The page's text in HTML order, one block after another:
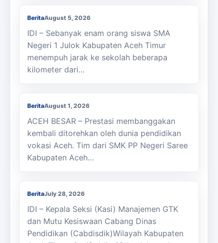
BeritaAugust 5, 2026
IDI – Sebanyak enam orang siswa SMA
Negeri 1 Julok Kabupaten Aceh Timur
menempuh jarak ke sekolah beberapa
kilometer dari…
Membanggakan, Siswa SMK PPN Saree
Raih Juara LKS Nasional 2026
BeritaAugust 1, 2026
ACEH BESAR – Prestasi membanggakan
kembali ditorehkan oleh dunia pendidikan
vokasi Aceh. Tim dari SMK PP Negeri Saree
Kabupaten Aceh…
Kasi Cabdisdik Kabupaten Aceh Timur
Antar Tugas Kepala SMKN 1 Julok
BeritaJuly 28, 2026
IDI – Kepala Seksi (Kasi) Manajemen GTK
dan Mutu Kesiswaan Cabang Dinas
Pendidikan (Cabdisdik)Wilayah Kabupaten